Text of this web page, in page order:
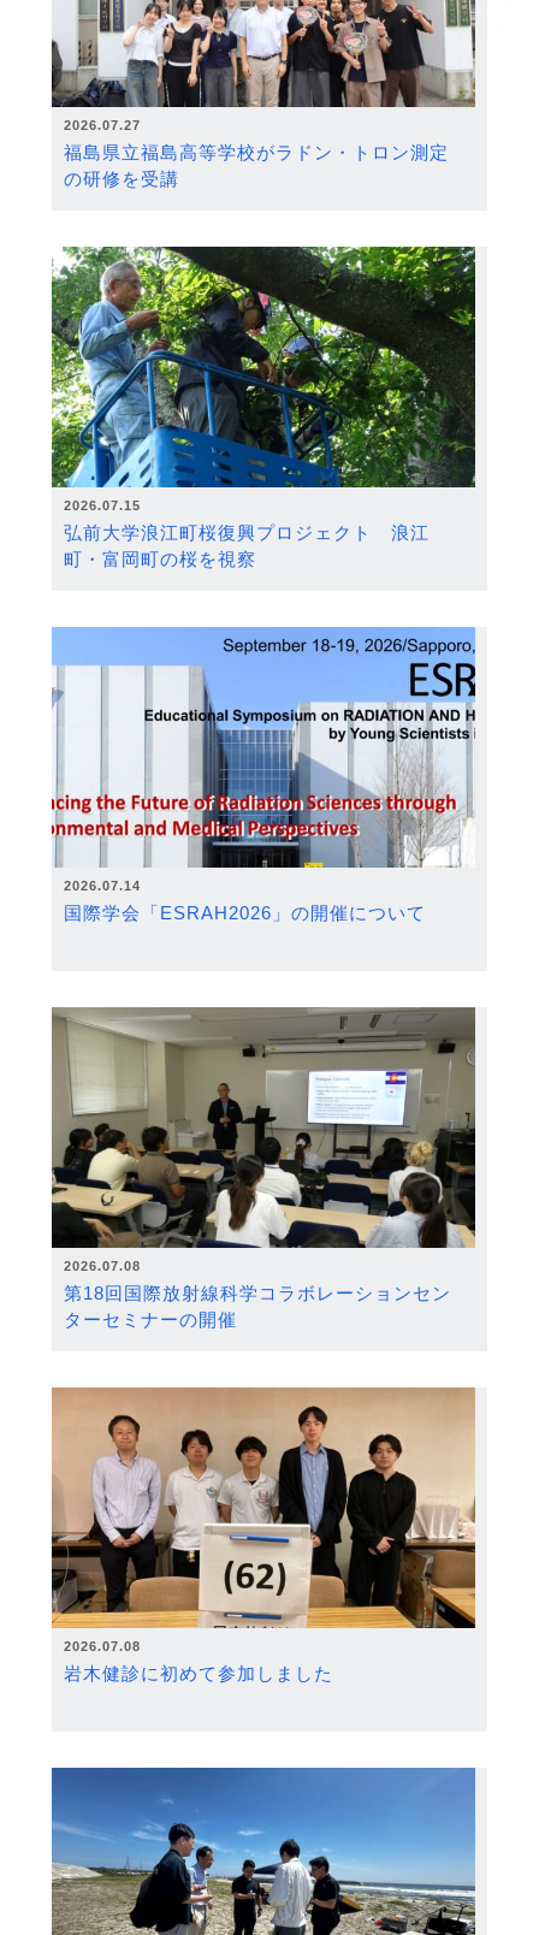
2026.07.27
福島県立福島高等学校がラドン・トロン測定
の研修を受講
2026.07.15
弘前大学浪江町桜復興プロジェクト 浪江
町・富岡町の桜を視察
2026.07.14
国際学会「ESRAH2026」の開催について
2026.07.08
第18回国際放射線科学コラボレーションセン
ターセミナーの開催
2026.07.08
岩木健診に初めて参加しました